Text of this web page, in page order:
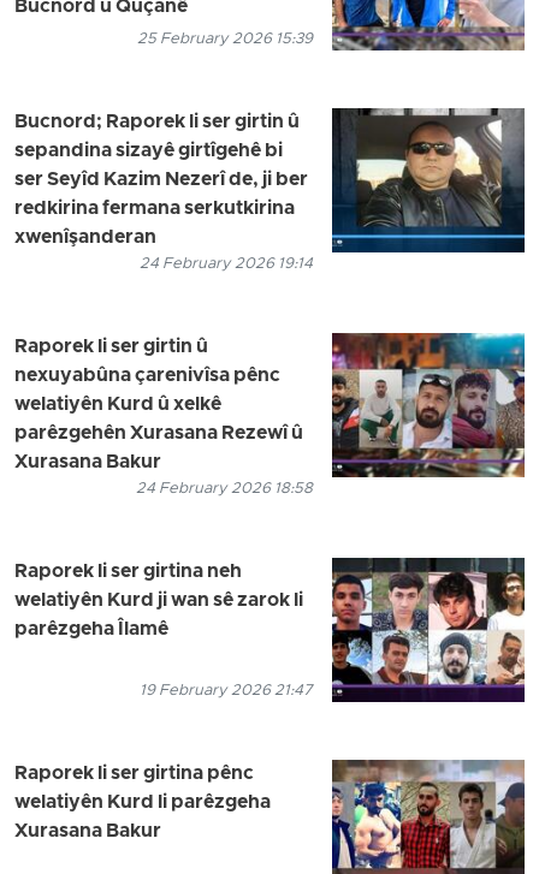
Bucnord û Qûçanê
25 February 2026 15:39
Bucnord; Raporek li ser girtin û
sepandina sizayê girtîgehê bi
ser Seyîd Kazim Nezerî de, ji ber
redkirina fermana serkutkirina
xwenîşanderan
24 February 2026 19:14
Raporek li ser girtin û
nexuyabûna çarenivîsa pênc
welatiyên Kurd û xelkê
parêzgehên Xurasana Rezewî û
Xurasana Bakur
24 February 2026 18:58
Raporek li ser girtina neh
welatiyên Kurd ji wan sê zarok li
parêzgeha Îlamê
19 February 2026 21:47
Raporek li ser girtina pênc
welatiyên Kurd li parêzgeha
Xurasana Bakur